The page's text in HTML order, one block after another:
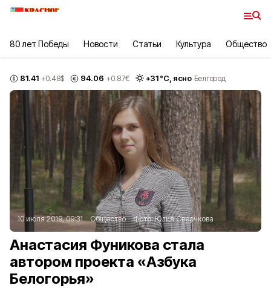
80 лет Победы Новости Статьи Культура Общество
81.41 +0.48$ 94.06 +0.87€ +31°С, ясно Белгород
10 июля 2019, 09:31 Общество Фото:Юлия Сверчкова
Анастасия Фуникова стала
автором проекта «Азбука
Белогорья»